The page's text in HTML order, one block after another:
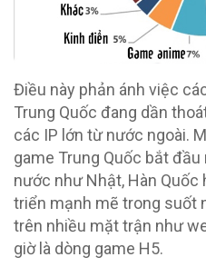
Điều này phản ánh việc
Trung Quốc đang dần
các IP lớn từ nước ngoài.
game Trung Quốc bắt
nước như Nhật, Hàn Quốc
triển mạnh mẽ trong suốt
trên nhiều mặt trận như
giờ là dòng game H5.